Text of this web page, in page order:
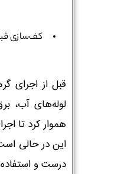
کف‌سازی
قبل از اجرای
لوله‌های آب،
هموار کرد تا
این در حالی
درست و